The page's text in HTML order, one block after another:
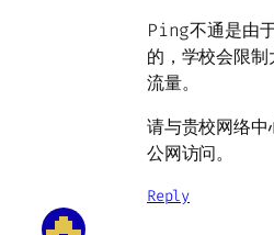
Ping不通是由
的，学校会限
流量。
请与贵校网络
公网访问。
Reply